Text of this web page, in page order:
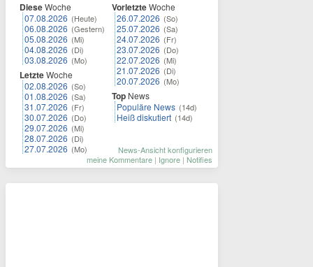
DieseWoche
07.08.2026 (Heute)
06.08.2026 (Gestern)
05.08.2026 (Mi)
04.08.2026 (Di)
03.08.2026 (Mo)
LetzteWoche
02.08.2026 (So)
01.08.2026 (Sa)
31.07.2026 (Fr)
30.07.2026 (Do)
29.07.2026 (Mi)
28.07.2026 (Di)
27.07.2026 (Mo)
VorletzteWoche
26.07.2026 (So)
25.07.2026 (Sa)
24.07.2026 (Fr)
23.07.2026 (Do)
22.07.2026 (Mi)
21.07.2026 (Di)
20.07.2026 (Mo)
Top News
Populäre News (14d)
Heiß diskutiert (14d)
News-Ansicht konfigurieren
meine Kommentare | Ignore | Notifies